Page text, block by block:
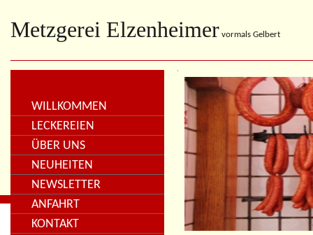
Metzgerei Elzenheimer vormals Gelbert
WILLKOMMEN
LECKEREIEN
ÜBER UNS
NEUHEITEN
NEWSLETTER
ANFAHRT
KONTAKT